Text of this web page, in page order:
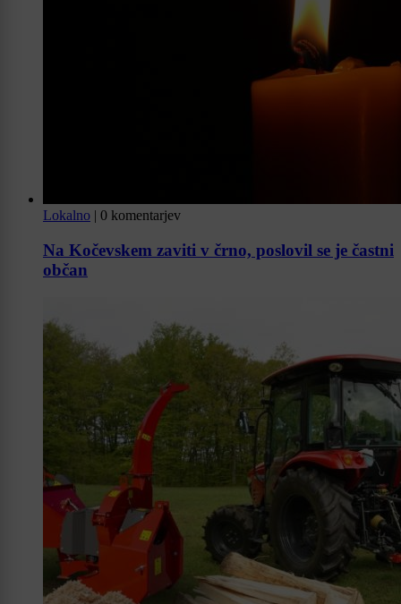
Lokalno | 0 komentarjev
Na Kočevskem zaviti v črno, poslovil se je častni
občan